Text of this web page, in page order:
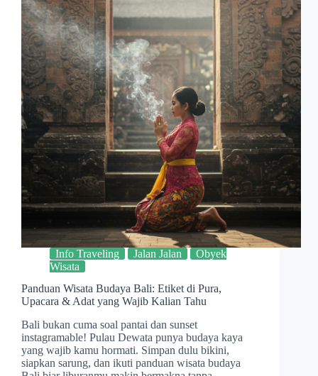
Info Traveling Jalan Jalan
Obyek
Wisata
Panduan Wisata Budaya Bali: Etiket di Pura,
Upacara & Adat yang Wajib Kalian Tahu
Bali bukan cuma soal pantai dan sunset
instagramable! Pulau Dewata punya budaya kaya
yang wajib kamu hormati. Simpan dulu bikini,
siapkan sarung, dan ikuti panduan wisata budaya